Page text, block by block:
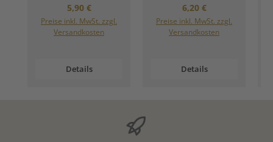
Regulärer Preis:
5,90 €
Preise inkl. MwSt. zzgl.
Versandkosten
Details
Regulärer Preis:
6,20 €
Preise inkl. MwSt. zzgl.
Versandkosten
Details